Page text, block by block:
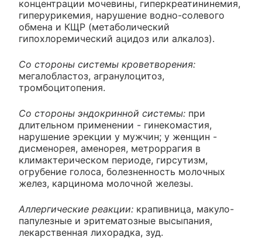
концентрации мочевины, гиперкреатининемия,
гиперурикемия, нарушение водно-солевого
обмена и КЩР (метаболический
гипохлоремический ацидоз или алкалоз).
Со стороны системы кроветворения:
мегалобластоз, агранулоцитоз,
тромбоцитопения.
Со стороны эндокринной системы: при
длительном применении - гинекомастия,
нарушение эрекции у мужчин; у женщин -
дисменорея, аменорея, метроррагия в
климактерическом периоде, гирсутизм,
огрубение голоса, болезненность молочных
желез, карцинома молочной железы.
Аллергические реакции: крапивница, макуло-
папулезные и эритематозные высыпания,
лекарственная лихорадка, зуд.